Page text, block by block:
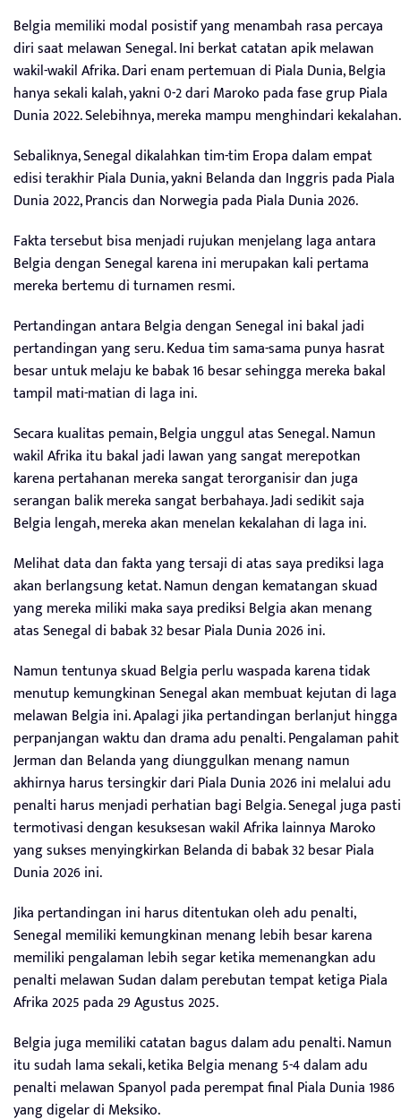
Belgia memiliki modal posistif yang menambah rasa percaya
diri saat melawan Senegal. Ini berkat catatan apik melawan
wakil-wakil Afrika. Dari enam pertemuan di Piala Dunia, Belgia
hanya sekali kalah, yakni 0-2 dari Maroko pada fase grup Piala
Dunia 2022. Selebihnya, mereka mampu menghindari kekalahan.
Sebaliknya, Senegal dikalahkan tim-tim Eropa dalam empat
edisi terakhir Piala Dunia, yakni Belanda dan Inggris pada Piala
Dunia 2022, Prancis dan Norwegia pada Piala Dunia 2026.
Fakta tersebut bisa menjadi rujukan menjelang laga antara
Belgia dengan Senegal karena ini merupakan kali pertama
mereka bertemu di turnamen resmi.
Pertandingan antara Belgia dengan Senegal ini bakal jadi
pertandingan yang seru. Kedua tim sama-sama punya hasrat
besar untuk melaju ke babak 16 besar sehingga mereka bakal
tampil mati-matian di laga ini.
Secara kualitas pemain, Belgia unggul atas Senegal. Namun
wakil Afrika itu bakal jadi lawan yang sangat merepotkan
karena pertahanan mereka sangat terorganisir dan juga
serangan balik mereka sangat berbahaya. Jadi sedikit saja
Belgia lengah, mereka akan menelan kekalahan di laga ini.
Melihat data dan fakta yang tersaji di atas saya prediksi laga
akan berlangsung ketat. Namun dengan kematangan skuad
yang mereka miliki maka saya prediksi Belgia akan menang
atas Senegal di babak 32 besar Piala Dunia 2026 ini.
Namun tentunya skuad Belgia perlu waspada karena tidak
menutup kemungkinan Senegal akan membuat kejutan di laga
melawan Belgia ini. Apalagi jika pertandingan berlanjut hingga
perpanjangan waktu dan drama adu penalti. Pengalaman pahit
Jerman dan Belanda yang diunggulkan menang namun
akhirnya harus tersingkir dari Piala Dunia 2026 ini melalui adu
penalti harus menjadi perhatian bagi Belgia. Senegal juga pasti
termotivasi dengan kesuksesan wakil Afrika lainnya Maroko
yang sukses menyingkirkan Belanda di babak 32 besar Piala
Dunia 2026 ini.
Jika pertandingan ini harus ditentukan oleh adu penalti,
Senegal memiliki kemungkinan menang lebih besar karena
memiliki pengalaman lebih segar ketika memenangkan adu
penalti melawan Sudan dalam perebutan tempat ketiga Piala
Afrika 2025 pada 29 Agustus 2025.
Belgia juga memiliki catatan bagus dalam adu penalti. Namun
itu sudah lama sekali, ketika Belgia menang 5-4 dalam adu
penalti melawan Spanyol pada perempat final Piala Dunia 1986
yang digelar di Meksiko.